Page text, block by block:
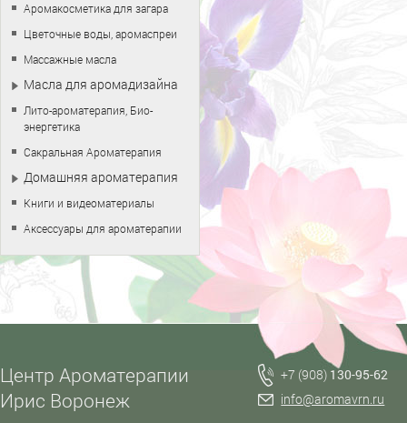
Аромакосметика для загара
Цветочные воды, аромаспреи
Массажные масла
Масла для аромадизайна
Лито-ароматерапия, Био-
энергетика
Сакральная Ароматерапия
Домашняя ароматерапия
Книги и видеоматериалы
Аксессуары для ароматерапии
Центр Ароматерапии
Ирис Воронеж
+7 (908) 130-95-62
info@aromavrn.ru